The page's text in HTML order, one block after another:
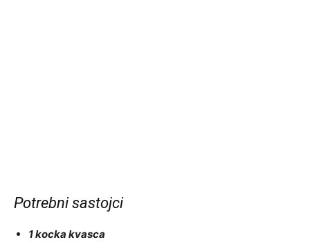
Potrebni sastojci
1 kocka kvasca